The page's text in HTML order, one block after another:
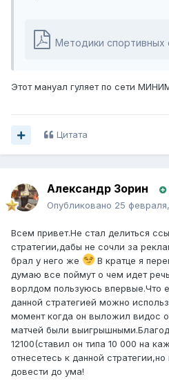
Методики спортивных
Этот мануал гуляет по сети
Цитата
Александр Зорин
Опубликовано 25
Всем привет.Не стал делиться
стратегии,дабы не сочли за
брал у него же
В кратце я
думаю все поймут о чем идет
ворлдом пользуюсь впервые.Что
данной стратегией можно
момент когда он выложил видос
матчей были
12100(ставил он типа 10 000 на
отнесетесь к данной
довести до ума!